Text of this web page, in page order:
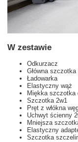
W zestawie
Odkurzacz
Główna szczotka
Ładowarka
Elastyczny wąż
Miękka szczotka
Szczotka 2w1
Pręt z włókna
Uchwyt ścienny
Mniejsza
Elastyczny
Szczotka